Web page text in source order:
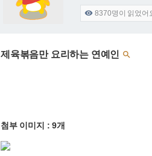
 8370명이 읽었어
제육볶음만 요리하는 연예인 
첨부 이미지 : 9개